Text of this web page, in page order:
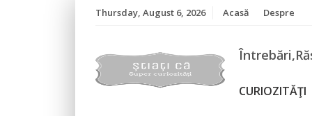
Thursday, August 6, 2026 Acasă Despre
CURIOZITĂŢI